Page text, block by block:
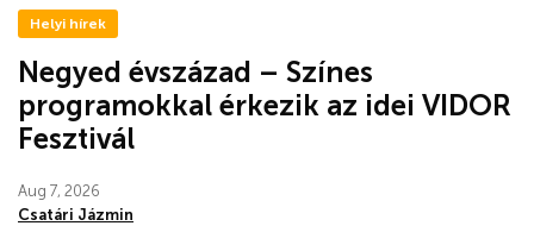
Helyi hírek
Negyed évszázad – Színes
programokkal érkezik az idei VIDOR
Fesztivál
Aug 7, 2026
Csatári Jázmin